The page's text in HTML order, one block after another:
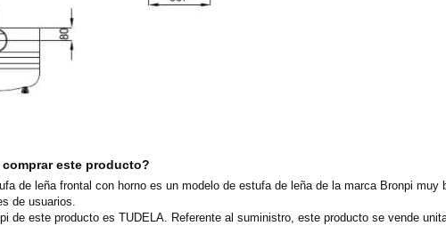
este producto?
de leña frontal con horno es un modelo de estufa de leña de la marca Bronpi
de usuarios.
de este producto es TUDELA. Referente al suministro, este producto se vende